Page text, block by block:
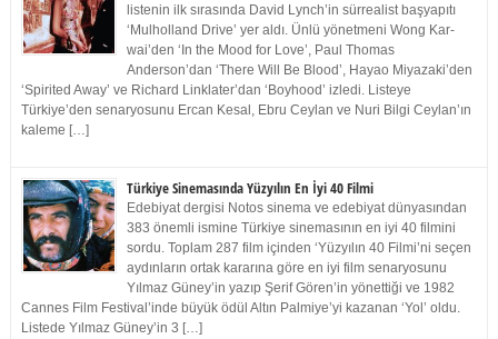
listenin ilk sırasında David Lynch’in sürrealist başyapıtı
‘Mulholland Drive’ yer aldı. Ünlü yönetmeni Wong Kar-
wai’den ‘In the Mood for Love’, Paul Thomas
Anderson’dan ‘There Will Be Blood’, Hayao Miyazaki’den
‘Spirited Away’ ve Richard Linklater’dan ‘Boyhood’ izledi. Listeye
Türkiye’den senaryosunu Ercan Kesal, Ebru Ceylan ve Nuri Bilgi Ceylan’ın
kaleme […]
Türkiye Sinemasında Yüzyılın En İyi 40 Filmi
Edebiyat dergisi Notos sinema ve edebiyat dünyasından
383 önemli ismine Türkiye sinemasının en iyi 40 filmini
sordu. Toplam 287 film içinden ‘Yüzyılın 40 Filmi’ni seçen
aydınların ortak kararına göre en iyi film senaryosunu
Yılmaz Güney’in yazıp Şerif Gören’in yönettiği ve 1982
Cannes Film Festival’inde büyük ödül Altın Palmiye’yi kazanan ‘Yol’ oldu.
Listede Yılmaz Güney’in 3 […]